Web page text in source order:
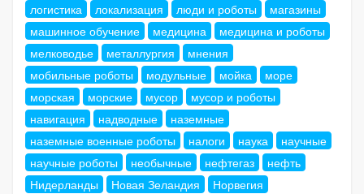
логистика
локализация люди и роботы
магазины
машинное обучение
медицина
медицина и роботы
мелководье
металлургия
мнения
мобильные роботы
модульные мойка
море
морская
морские мусор
мусор и роботы
навигация
надводные
наземные
наземные военные роботы
налоги наука
научные
научные роботы
необычные нефтегаз
нефть
Нидерланды
Новая Зеландия
Норвегия